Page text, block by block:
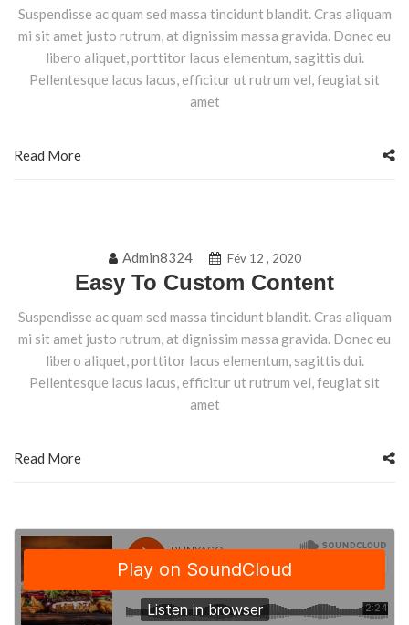
Suspendisse ac quam sed massa tincidunt blandit. Cras aliquam
mi sit amet justo rutrum, at dignissim massa gravida. Donec eu
libero aliquet, porttitor lacus elementum, sagittis dui.
Pellentesque lacus lacus, efficitur ut rutrum vel, feugiat sit
amet
Read More
Easy To Custom Content
Admin8324 Fév 12 , 2020
Suspendisse ac quam sed massa tincidunt blandit. Cras aliquam
mi sit amet justo rutrum, at dignissim massa gravida. Donec eu
libero aliquet, porttitor lacus elementum, sagittis dui.
Pellentesque lacus lacus, efficitur ut rutrum vel, feugiat sit
amet
Read More